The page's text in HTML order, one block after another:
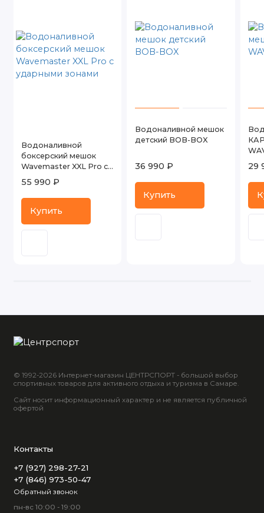
Водоналивной
боксерский мешок
Wavemaster XXL Pro с
ударными зонами
55 990 ₽
Купить
Водоналивной мешок
детский BOB-BOX
36 990 ₽
Купить
29
© 1992-2026 Интернет-магазин ЦЕНТРСПОРТ - большой выбор
спортивных товаров для активного отдыха и туризма в Самаре.
Сайт носит информационный характер и не является публичной
офертой
Контакты
+7 (927) 298-27-21
+7 (846) 973-50-47
Обратный звонок
пн-вс 10:00 - 19:00